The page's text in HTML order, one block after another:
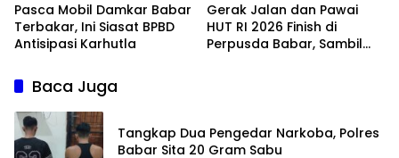
Pasca Mobil Damkar Babar
Terbakar, Ini Siasat BPBD
Antisipasi Karhutla
Gerak Jalan dan Pawai
HUT RI 2026 Finish di
Perpusda Babar, Sambil
Baca Juga
Tangkap Dua Pengedar Narkoba, Polres
Babar Sita 20 Gram Sabu